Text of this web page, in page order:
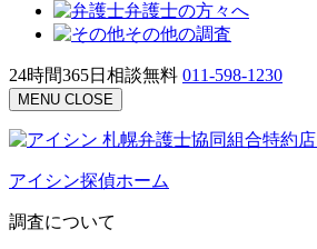
弁護士の方々へ
その他の調査
24時間365日相談無料 011-598-1230
MENU CLOSE
札幌弁護士協同組合特約店
アイシン探偵ホーム
調査について